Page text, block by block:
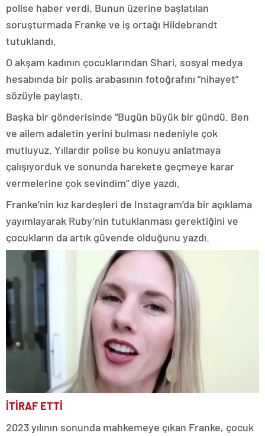
polise haber verdi. Bunun üzerine başlatılan
soruşturmada Franke ve iş ortağı Hildebrandt
tutuklandı.
O akşam kadının çocuklarından Shari, sosyal medya
hesabında bir polis arabasının fotoğrafını “nihayet”
sözüyle paylaştı.
Başka bir gönderisinde “Bugün büyük bir gündü. Ben
ve ailem adaletin yerini bulması nedeniyle çok
mutluyuz. Yıllardır polise bu konuyu anlatmaya
çalışıyorduk ve sonunda harekete geçmeye karar
vermelerine çok sevindim” diye yazdı.
Franke’nin kız kardeşleri de Instagram’da bir açıklama
yayımlayarak Ruby’nin tutuklanması gerektiğini ve
çocukların da artık güvende olduğunu yazdı.
İTİRAF ETTİ
2023 yılının sonunda mahkemeye çıkan Franke, çocuk